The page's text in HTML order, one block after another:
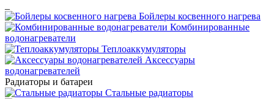
Бойлеры косвенного нагрева
Комбинированные
водонагреватели
Теплоаккумуляторы
Аксессуары
водонагревателей
Радиаторы и батареи
Стальные радиаторы